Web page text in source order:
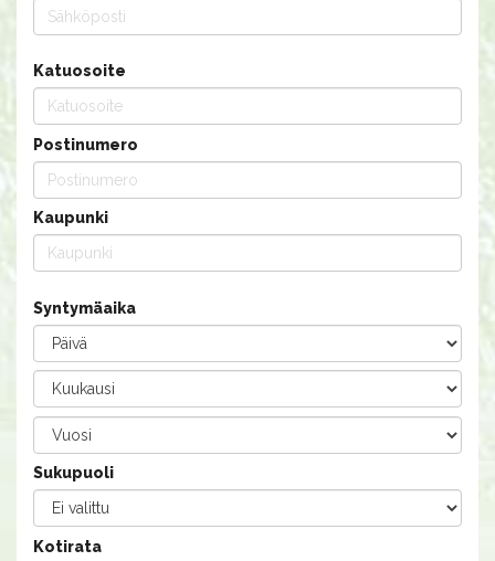
Katuosoite
Postinumero
Kaupunki
Syntymäaika
Sukupuoli
Kotirata